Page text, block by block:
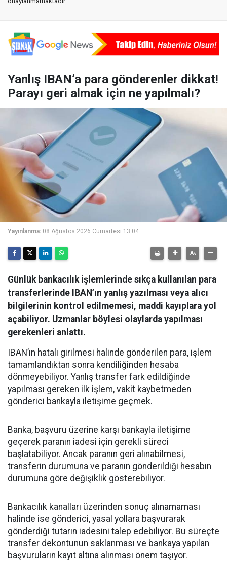
Yanlış IBAN’a para gönderenler dikkat!
Parayı geri almak için ne yapılmalı?
Yayınlanma: 08 Ağustos 2026 Cumartesi 13:04
Günlük bankacılık işlemlerinde sıkça kullanılan para
transferlerinde IBAN’ın yanlış yazılması veya alıcı
bilgilerinin kontrol edilmemesi, maddi kayıplara yol
açabiliyor. Uzmanlar böylesi olaylarda yapılması
gerekenleri anlattı.
IBAN’ın hatalı girilmesi halinde gönderilen para, işlem
tamamlandıktan sonra kendiliğinden hesaba
dönmeyebiliyor. Yanlış transfer fark edildiğinde
yapılması gereken ilk işlem, vakit kaybetmeden
gönderici bankayla iletişime geçmek.
Banka, başvuru üzerine karşı bankayla iletişime
geçerek paranın iadesi için gerekli süreci
başlatabiliyor. Ancak paranın geri alınabilmesi,
transferin durumuna ve paranın gönderildiği hesabın
durumuna göre değişiklik gösterebiliyor.
Bankacılık kanalları üzerinden sonuç alınamaması
halinde ise gönderici, yasal yollara başvurarak
gönderdiği tutarın iadesini talep edebiliyor. Bu süreçte
transfer dekontunun saklanması ve bankaya yapılan
başvuruların kayıt altına alınması önem taşıyor.